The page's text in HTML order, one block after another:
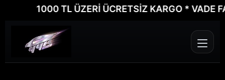
1000 TL ÜZERİ ÜCRETSİZ KARGO * VADE